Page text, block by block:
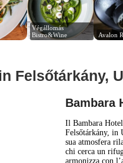
Végállomás
Bistro&Wine
Avalon
Felsőtárkány,
Bambara
Il Bambara
Felsőtárkány, in
sua atmosfera
chi cerca un
armonizza con